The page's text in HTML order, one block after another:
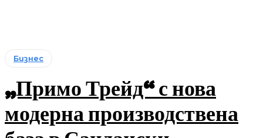
Бизнес
„Примо Трейд“ с нова
модерна производствена